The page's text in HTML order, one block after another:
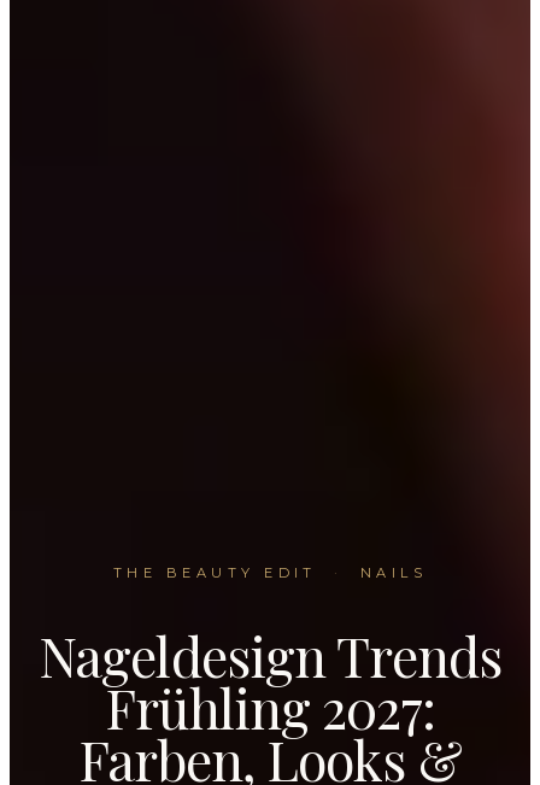
THE BEAUTY EDIT · NAILS
Nageldesign Trends
Frühling 2027:
Farben, Looks &